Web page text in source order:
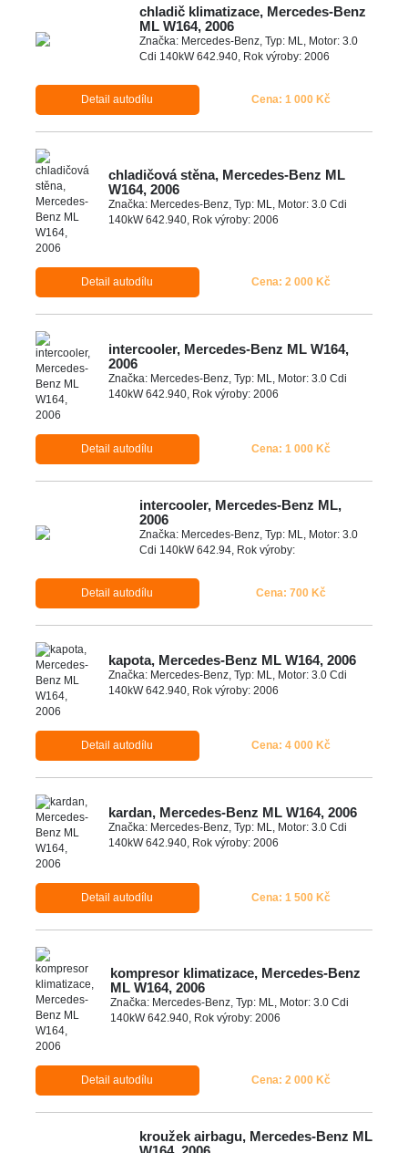
chladič klimatizace, Mercedes-Benz
ML W164, 2006
Značka: Mercedes-Benz, Typ: ML, Motor: 3.0
Cdi 140kW 642.940, Rok výroby: 2006
Detail autodílu Cena: 1 000 Kč
chladičová stěna, Mercedes-Benz ML
W164, 2006
Značka: Mercedes-Benz, Typ: ML, Motor: 3.0 Cdi
140kW 642.940, Rok výroby: 2006
Detail autodílu Cena: 2 000 Kč
intercooler, Mercedes-Benz ML W164,
2006
Značka: Mercedes-Benz, Typ: ML, Motor: 3.0 Cdi
140kW 642.940, Rok výroby: 2006
Detail autodílu Cena: 1 000 Kč
intercooler, Mercedes-Benz ML,
2006
Značka: Mercedes-Benz, Typ: ML, Motor: 3.0
Cdi 140kW 642.94, Rok výroby:
Detail autodílu Cena: 700 Kč
kapota, Mercedes-Benz ML W164, 2006
Značka: Mercedes-Benz, Typ: ML, Motor: 3.0 Cdi
140kW 642.940, Rok výroby: 2006
Detail autodílu Cena: 4 000 Kč
kardan, Mercedes-Benz ML W164, 2006
Značka: Mercedes-Benz, Typ: ML, Motor: 3.0 Cdi
140kW 642.940, Rok výroby: 2006
Detail autodílu Cena: 1 500 Kč
kompresor klimatizace, Mercedes-Benz
ML W164, 2006
Značka: Mercedes-Benz, Typ: ML, Motor: 3.0 Cdi
140kW 642.940, Rok výroby: 2006
Detail autodílu Cena: 2 000 Kč
kroužek airbagu, Mercedes-Benz ML